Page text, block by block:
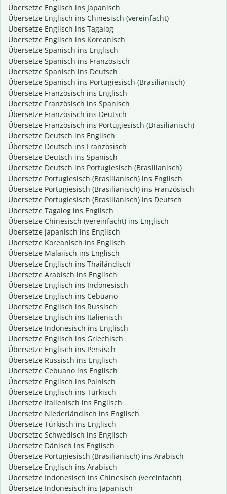
Übersetze Englisch ins Japanisch
Übersetze Englisch ins Chinesisch (vereinfacht)
Übersetze Englisch ins Tagalog
Übersetze Englisch ins Koreanisch
Übersetze Spanisch ins Englisch
Übersetze Spanisch ins Französisch
Übersetze Spanisch ins Deutsch
Übersetze Spanisch ins Portugiesisch (Brasilianisch)
Übersetze Französisch ins Englisch
Übersetze Französisch ins Spanisch
Übersetze Französisch ins Deutsch
Übersetze Französisch ins Portugiesisch (Brasilianisch)
Übersetze Deutsch ins Englisch
Übersetze Deutsch ins Französisch
Übersetze Deutsch ins Spanisch
Übersetze Deutsch ins Portugiesisch (Brasilianisch)
Übersetze Portugiesisch (Brasilianisch) ins Englisch
Übersetze Portugiesisch (Brasilianisch) ins Französisch
Übersetze Portugiesisch (Brasilianisch) ins Deutsch
Übersetze Tagalog ins Englisch
Übersetze Chinesisch (vereinfacht) ins Englisch
Übersetze Japanisch ins Englisch
Übersetze Koreanisch ins Englisch
Übersetze Malaiisch ins Englisch
Übersetze Englisch ins Thailändisch
Übersetze Arabisch ins Englisch
Übersetze Englisch ins Indonesisch
Übersetze Englisch ins Cebuano
Übersetze Englisch ins Russisch
Übersetze Englisch ins Italienisch
Übersetze Indonesisch ins Englisch
Übersetze Englisch ins Griechisch
Übersetze Englisch ins Persisch
Übersetze Russisch ins Englisch
Übersetze Cebuano ins Englisch
Übersetze Englisch ins Polnisch
Übersetze Englisch ins Türkisch
Übersetze Italienisch ins Englisch
Übersetze Niederländisch ins Englisch
Übersetze Türkisch ins Englisch
Übersetze Schwedisch ins Englisch
Übersetze Dänisch ins Englisch
Übersetze Portugiesisch (Brasilianisch) ins Arabisch
Übersetze Englisch ins Arabisch
Übersetze Indonesisch ins Chinesisch (vereinfacht)
Übersetze Indonesisch ins Japanisch